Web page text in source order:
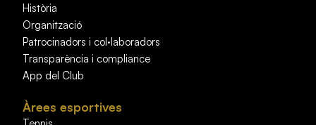
Història
Organització
Patrocinadors i col·laboradors
Transparència i compliance
App del Club
Àrees esportives